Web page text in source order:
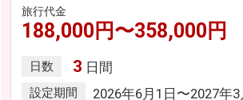
旅行代金
188,000円〜358,000円
日数 3 日間
設定期間 2026年6月1日〜2027年3